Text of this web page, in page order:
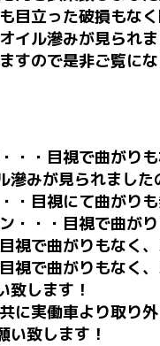
目立った破損もな
イル滲みが見られ
すので是非ご覧に
・・目視で曲がり
滲みが見られまし
・目視にて曲がり
・・・目視で曲が
視で曲がりもなく
目視で曲がりもなく
致します！
に実働車より取り
い致します！